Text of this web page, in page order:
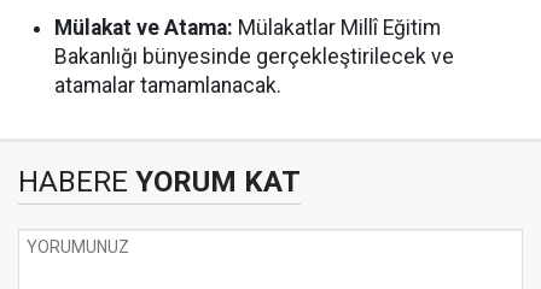
Mülakat ve Atama: Mülakatlar Millî Eğitim
Bakanlığı bünyesinde gerçekleştirilecek ve
atamalar tamamlanacak.
HABERE YORUM KAT